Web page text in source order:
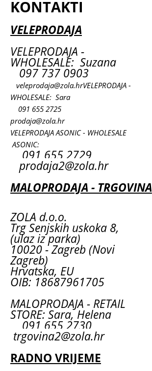
KONTAKTI
VELEPRODAJA
VELEPRODAJA -
WHOLESALE: Suzana
097 737 0903
veleprodaja@zola.hrVELEPRODAJA -
WHOLESALE: Sara
091 655 2725
prodaja@zola.hr
VELEPRODAJA ASONIC - WHOLESALE
ASONIC:
091 655 2729
prodaja2@zola.hr
MALOPRODAJA - TRGOVINA
ZOLA d.o.o.
Trg Senjskih uskoka 8,
(ulaz iz parka)
10020 - Zagreb (Novi
Zagreb)
Hrvatska, EU
OIB: 18687961705
MALOPRODAJA - RETAIL
STORE: Sara, Helena
091 655 2730
trgovina2@zola.hr
RADNO VRIJEME